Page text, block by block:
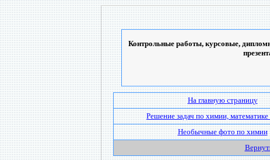
Контрольные работы, курсовые,
На главную страницу
Решение задач по химии, математике
Необычные фото по химии